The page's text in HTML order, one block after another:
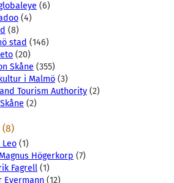
(6)
(4)
(8)
stad (146)
(20)
Skåne (355)
i Malmö (3)
Tourism Authority (2)
(2)
(8)
Leo (1)
Högerkorp (7)
Fagrell (1)
Eyermann (12)